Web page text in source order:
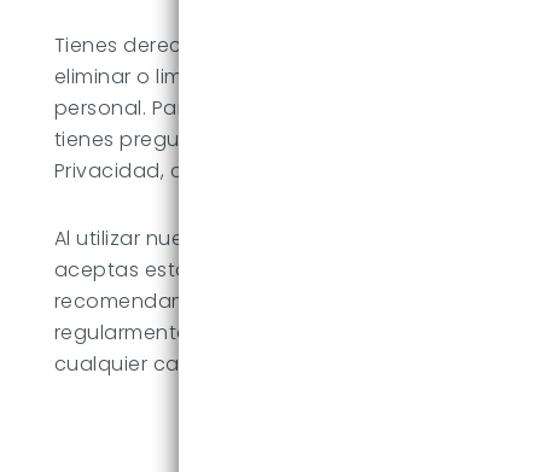
Tienes derecho a acceder, corregir,
eliminar o limitar el uso de tu información
personal. Para ejercer estos derechos o si
tienes preguntas sobre nuestra Política de
Privacidad, contáctanos.
Al utilizar nuestro sitio web y servicios,
aceptas esta Política de Privacidad. Te
recomendamos revisar esta política
regularmente para estar al tanto de
cualquier cambio.